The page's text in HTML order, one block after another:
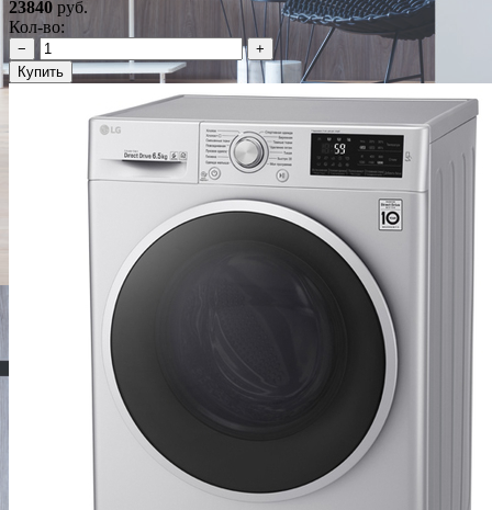
23840 руб.
Кол-во:
−
+
Купить